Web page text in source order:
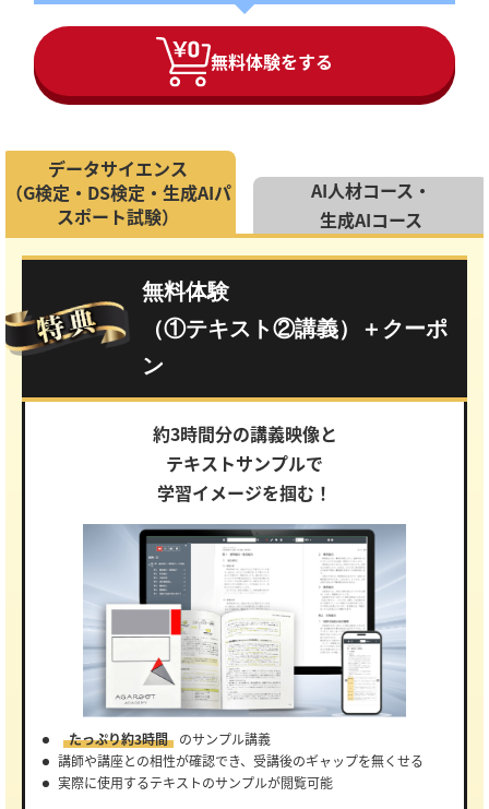
無料体験をする
データサイエンス
（G検定・DS検定・生成AIパ
スポート試験）
AI人材コース・
生成AIコース
無料体験
（①テキスト②講義）＋クーポ
ン
約3時間分の講義映像と
テキストサンプルで
学習イメージを掴む！
たっぷり約3時間
のサンプル講義
講師や講座との相性が確認でき、受講後のギャップを無くせる
実際に使用するテキストのサンプルが閲覧可能